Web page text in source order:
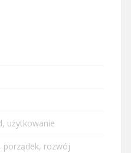
użytkowanie
porządek, rozwój